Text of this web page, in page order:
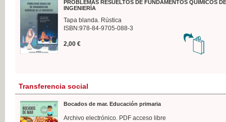
PROBLEMAS RESUELTOS DE FUNDAMENTOS QUÍMICOS
INGENIERÍA
Tapa blanda. Rústica
ISBN:978-84-9705-088-3
2,00 €
Transferencia social
Bocados de mar. Educación primaria
Archivo electrónico. PDF acceso libre